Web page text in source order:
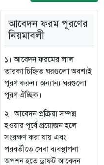
আবেদন ফরম পূরণের
নিয়মাবলী
১। আবেদন ফরমের লাল
তারকা চিহ্নিত ঘরগুলো অবশ্যই
পূরণ করুন। অন্যান্য ঘরগুলো
পূরণ ঐচ্ছিক।
২। আবেদন প্রক্রিয়া সম্পন্ন
হওয়ার পূর্বে প্রয়োজন হলে
সংরক্ষণ করা যায় এবং
পরবর্তীতে সেবা ব্যবস্থাপনা
অপশন হতে ড্রাফট আবেদন